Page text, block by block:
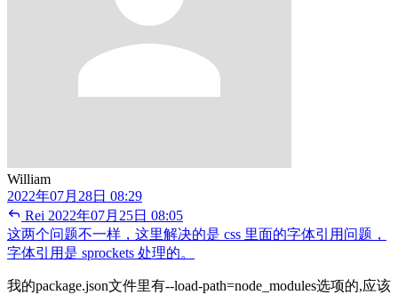
William
2022年07月28日 08:29
Rei 2022年07月25日 08:05
这两个问题不一样，这里解决的是 css 里面的字体引用问题，
字体引用是 sprockets 处理的。
我的package.json文件里有--load-path=node_modules选项的,应该